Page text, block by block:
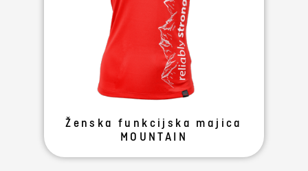
Ženska funkcijska majica
MOUNTAIN